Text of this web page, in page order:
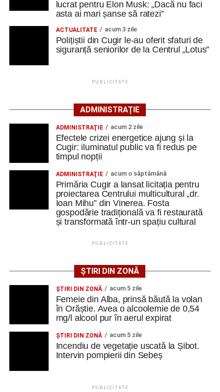
mobilități Erasmus+ în Croația
Secretul succesului în afaceri, dezvăluit de
antreprenorul Alexandru Jittu care a lucrat pentru
Elon Musk: „Dacă nu faci asta ai mari șanse să
ratezi”
Adaugă cugirinfo.ro ca sursă
preferată pe Google
Cum și-a construit un informatician din Cugir propria
Trei profesori ai Colegiului Național „David Prodan”
Cugir și-au perfecționat competențele prin
mobilități Erasmus+ în Croația
Secretul succesului în afaceri, dezvăluit de
antreprenorul Alexandru Jittu care a lucrat pentru
Elon Musk: „Dacă nu faci asta ai mari șanse să
ratezi”
lucrat pentru Elon Musk: „Dacă nu faci
asta ai mari șanse să ratezi”
ACTUALITATE acum 3 zile
Polițiștii din Cugir le-au oferit sfaturi de
siguranță seniorilor de la Centrul „Lotus”
PUBLICITATE
ADMINISTRAȚIE
ADMINISTRAŢIE acum 2 zile
Efectele crizei energetice ajung și la
Cugir: iluminatul public va fi redus pe
timpul nopții
ADMINISTRAŢIE acum o săptămână
Primăria Cugir a lansat licitația pentru
proiectarea Centrului multicultural „dr.
Ioan Mihu” din Vinerea. Fosta
gospodărie tradițională va fi restaurată
și transformată într-un spațiu cultural
PUBLICITATE
ȘTIRI DIN ZONĂ
ŞTIRI DIN ZONĂ acum 5 zile
Femeie din Alba, prinsă băută la volan
în Orăștie. Avea o alcoolemie de 0,54
mg/l alcool pur în aerul expirat
ŞTIRI DIN ZONĂ acum 5 zile
Incendiu de vegetație uscată la Șibot.
Intervin pompierii din Sebeș
PUBLICITATE